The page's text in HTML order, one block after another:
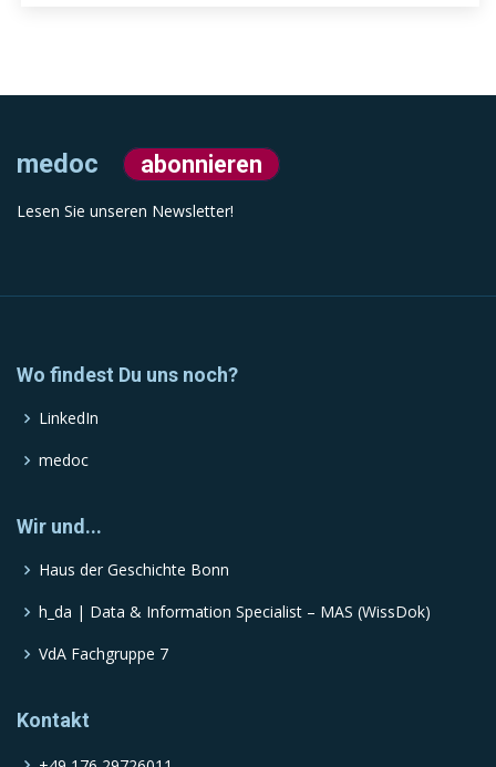
medoc abonnieren
Lesen Sie unseren Newsletter!
Wo findest Du uns noch?
LinkedIn
medoc
Wir und...
Haus der Geschichte Bonn
h_da | Data & Information Specialist – MAS (WissDok)
VdA Fachgruppe 7
Kontakt